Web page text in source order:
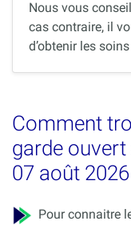
Nous vous
cas contraire, il
d’obtenir les
Comment
garde
07 août
Pour connaitre